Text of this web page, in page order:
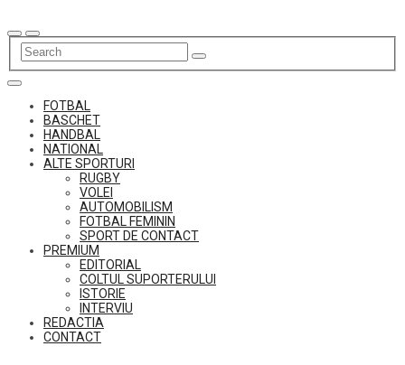
to
content
FOTBAL
BASCHET
HANDBAL
NATIONAL
ALTE SPORTURI
RUGBY
VOLEI
AUTOMOBILISM
FOTBAL FEMININ
SPORT DE CONTACT
PREMIUM
EDITORIAL
COLTUL SUPORTERULUI
ISTORIE
INTERVIU
REDACTIA
CONTACT